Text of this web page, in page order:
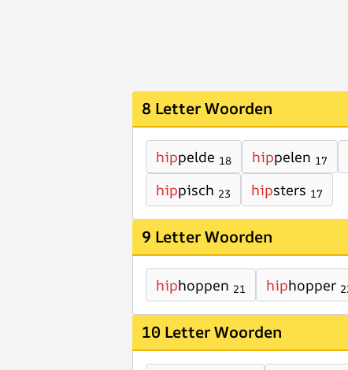
8 Letter Woorden
hippelde 18 hippelen 17
hippisch 23 hipsters 17
9 Letter Woorden
hiphoppen 21 hiphopper
10 Letter Woorden